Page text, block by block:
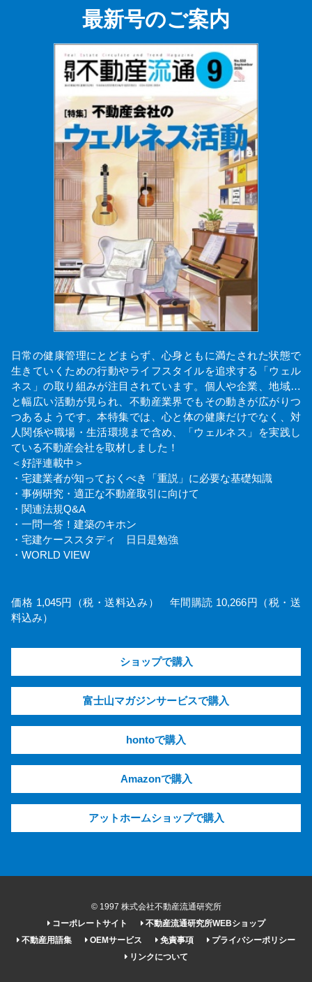
最新号のご案内
日常の健康管理にとどまらず、心身ともに満たされた状態で
生きていくための行動やライフスタイルを追求する「ウェル
ネス」の取り組みが注目されています。個人や企業、地域…
と幅広い活動が見られ、不動産業界でもその動きが広がりつ
つあるようです。本特集では、心と体の健康だけでなく、対
人関係や職場・生活環境まで含め、「ウェルネス」を実践し
ている不動産会社を取材しました！
＜好評連載中＞
・宅建業者が知っておくべき「重説」に必要な基礎知識
・事例研究・適正な不動産取引に向けて
・関連法規Q&A
・一問一答！建築のキホン
・宅建ケーススタディ 日日是勉強
・WORLD VIEW
価格 1,045円（税・送料込み） 年間購読 10,266円（税・送
料込み）
ショップで購入
富士山マガジンサービスで購入
hontoで購入
Amazonで購入
アットホームショップで購入
© 1997 株式会社不動産流通研究所
コーポレートサイト
不動産流通研究所WEBショップ
不動産用語集
OEMサービス 免責事項
プライバシーポリシー
リンクについて